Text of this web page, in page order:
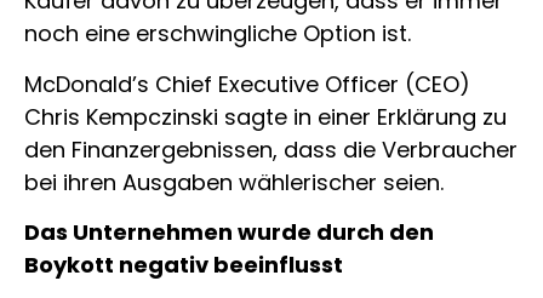
noch eine erschwingliche Option ist.
McDonald’s Chief Executive Officer (CEO)
Chris Kempczinski sagte in einer Erklärung zu
den Finanzergebnissen, dass die Verbraucher
bei ihren Ausgaben wählerischer seien.
Das Unternehmen wurde durch den
Boykott negativ beeinflusst